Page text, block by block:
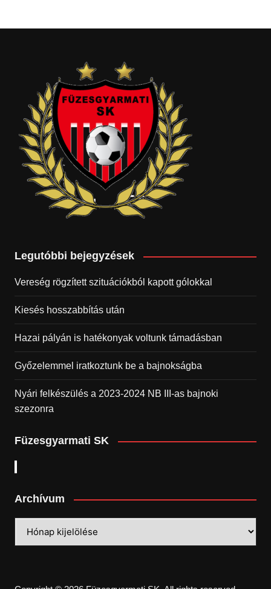
Legutóbbi bejegyzések
Vereség rögzített szituációkból kapott gólokkal
Kiesés hosszabbítás után
Hazai pályán is hatékonyak voltunk támadásban
Győzelemmel iratkoztunk be a bajnokságba
Nyári felkészülés a 2023-2024 NB III-as bajnoki
szezonra
Füzesgyarmati SK
Archívum